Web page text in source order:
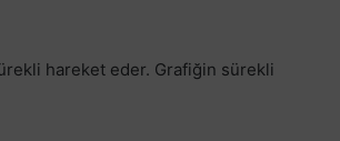
hareket eder. Grafiğin sürekli